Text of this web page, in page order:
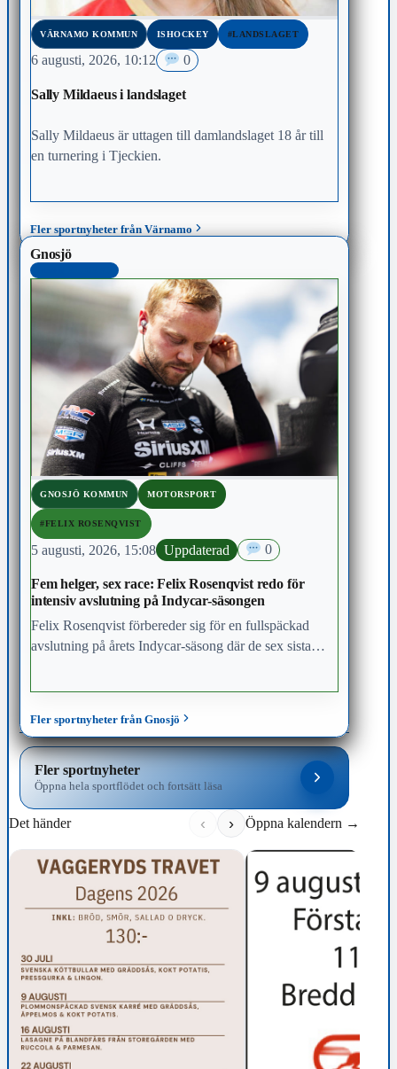
VÄRNAMO KOMMUN ISHOCKEY #LANDSLAGET
6 augusti, 2026, 10:12 0
Sally Mildaeus i landslaget
Sally Mildaeus är uttagen till damlandslaget 18 år till
en turnering i Tjeckien.
Fler sportnyheter från Värnamo
Gnosjö
GNOSJÖ KOMMUN MOTORSPORT
#FELIX ROSENQVIST
5 augusti, 2026, 15:08 Uppdaterad 0
Fem helger, sex race: Felix Rosenqvist redo för
intensiv avslutning på Indycar-säsongen
Felix Rosenqvist förbereder sig för en fullspäckad
avslutning på årets Indycar-säsong där de sex sista
Fler sportnyheter från Gnosjö
Fler sportnyheter
Öppna hela sportflödet och fortsätt läsa
Det händer ‹ › Öppna kalendern →